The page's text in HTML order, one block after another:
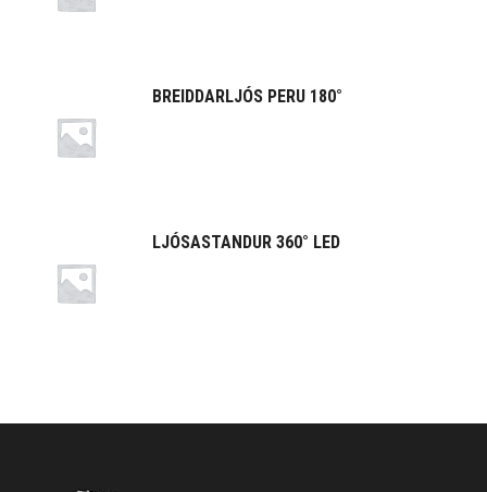
BREIDDARLJÓS PERU 180°
LJÓSASTANDUR 360° LED